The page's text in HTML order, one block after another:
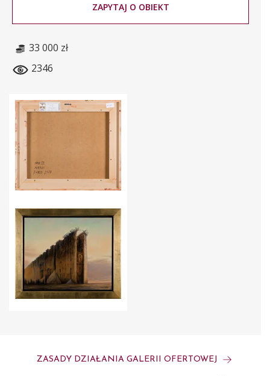
ZAPYTAJ O OBIEKT
33 000 zł
2346
ZASADY DZIAŁANIA GALERII OFERTOWEJ